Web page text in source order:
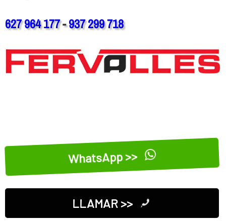
627 964 177-937 299 718
WhatsApp >>
LLAMAR >>